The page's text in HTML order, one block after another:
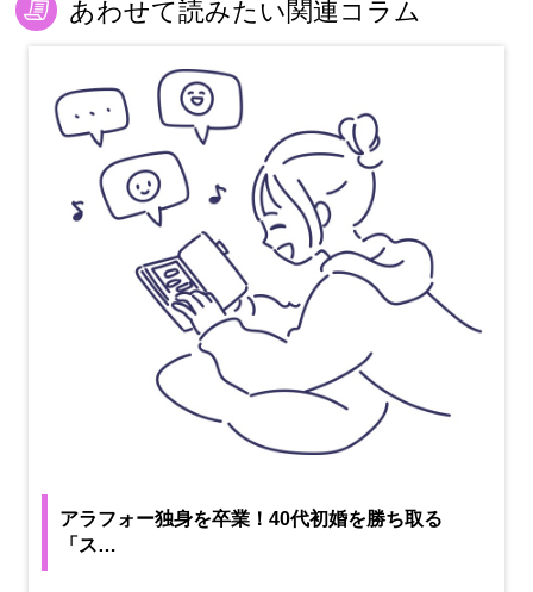
あわせて読みたい関連コラム
アラフォー独身を卒業！40代初婚を勝ち取る
「ス…